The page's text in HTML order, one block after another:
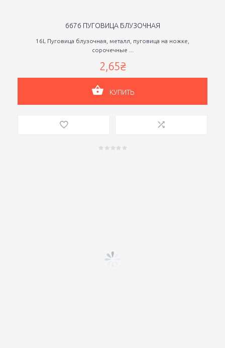
6676 ПУГОВИЦА БЛУЗОЧНАЯ
16L Пуговица блузочная, металл, пуговица на ножке,
сорочечные ...
2,65₴
КУПИТЬ